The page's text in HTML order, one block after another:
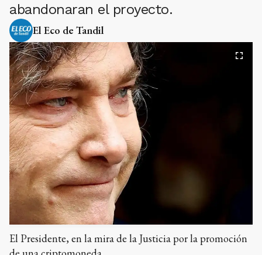
abandonaran el proyecto.
El Eco de Tandil
El Presidente, en la mira de la Justicia por la promoción